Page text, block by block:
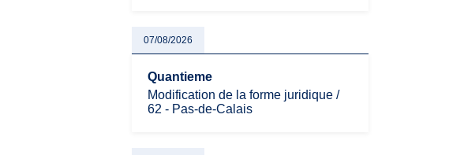
07/08/2026
Quantieme
Modification de la forme juridique /
62 - Pas-de-Calais